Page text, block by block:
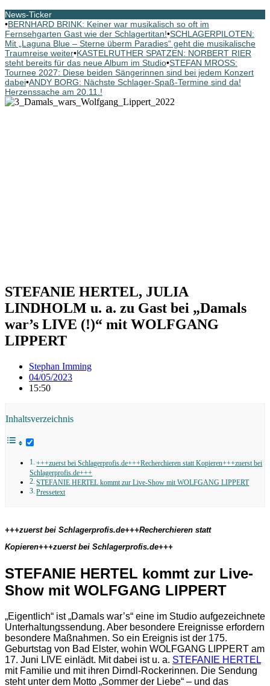
News-Ticker
•BERNHARD BRINK: Keiner war musikalisch so oft im
Fernsehgarten Gast wie der Schlagertitan!•SCHLAGERPILOTEN:
Mit „Laguna Blue – Sterne überm Paradies“ geht die musikalische
Traumreise weiter•KASTELRUTHER SPATZEN: NORBERT RIER
steht bereits für das neue Album im Studio•STEFAN MROSS:
Tournee 2027: Diese beiden Sängerinnen sind bei jedem Konzert
dabei•ANDY BORG: Nächste Schlager-Spaß-Termine sind da!
Herzenssache am 20.11.!
STEFANIE HERTEL, JULIA
LINDHOLM u. a. zu Gast bei „Damals
war’s LIVE (!)“ mit WOLFGANG
LIPPERT
Stephan Imming
04/05/2023
15:50
Inhaltsverzeichnis
+++zuerst bei Schlagerprofis.de+++Recherchieren statt Kopieren+++zuerst bei
Schlagerprofis.de+++
STEFANIE HERTEL kommt zur Live-Show mit WOLFGANG LIPPERT
Pressetext
+++zuerst bei Schlagerprofis.de+++Recherchieren statt
Kopieren+++zuerst bei Schlagerprofis.de+++
STEFANIE HERTEL kommt zur Live-
Show mit WOLFGANG LIPPERT
„Eigentlich“ ist „Damals war’s“ eine im Studio aufgezeichnete
Unterhaltungssendung. Aber besondere Ereignisse erfordern
besondere Maßnahmen. So ein Ereignis ist der 175.
Geburtstag von Bad Elster, wohin WOLFGANG LIPPERT am
17. Juni LIVE einlädt. Mit dabei ist u. a. STEFANIE HERTEL
mit Familie und mit ihren Dirndl-Rockerinnen. Die Sendung
steht unter dem Motto „Sommer der Liebe“ – und das